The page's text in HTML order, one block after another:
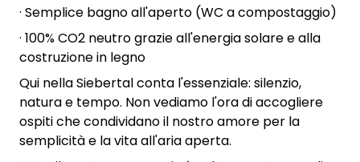
· Semplice bagno all'aperto (WC a compostaggio)
· 100% CO2 neutro grazie all'energia solare e alla
costruzione in legno
Qui nella Siebertal conta l'essenziale: silenzio,
natura e tempo. Non vediamo l'ora di accogliere
ospiti che condividano il nostro amore per la
semplicità e la vita all'aria aperta.